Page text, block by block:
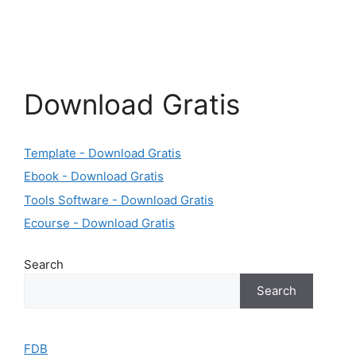
Download Gratis
Template - Download Gratis
Ebook - Download Gratis
Tools Software - Download Gratis
Ecourse - Download Gratis
Search
Search
FDB